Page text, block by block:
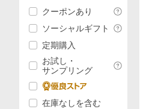
クーポンあり
ソーシャルギフト
定期購入
お試し・
サンプリング
在庫なしを含む